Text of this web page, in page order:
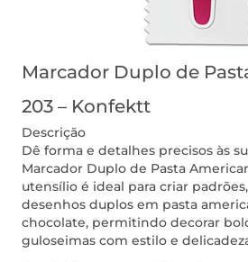
Marcador Duplo de
203 – Konfektt
Descrição
Dê forma e detalhes precisos às
Marcador Duplo de Pasta
utensílio é ideal para criar
desenhos duplos em pasta
chocolate, permitindo decorar
guloseimas com estilo e